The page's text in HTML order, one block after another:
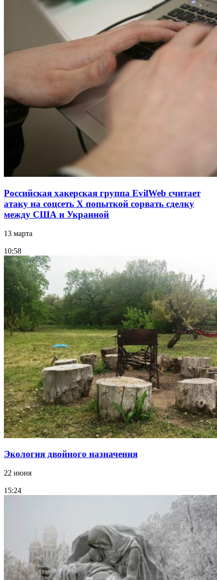
Российская хакерская группа EvilWeb считает
атаку на соцсеть Х попыткой сорвать сделку
между США и Украиной
13 марта
10:58
Экология двойного назначения
22 июня
15:24